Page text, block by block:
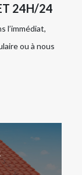
24H/24
l’immédiat,
ou à nous